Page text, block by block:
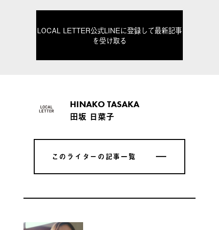
LOCAL LETTER公式LINEに登録して最新記事
を受け取る
HINAKO TASAKA
田坂 日菜子
このライターの記事一覧
このライターの記事一覧